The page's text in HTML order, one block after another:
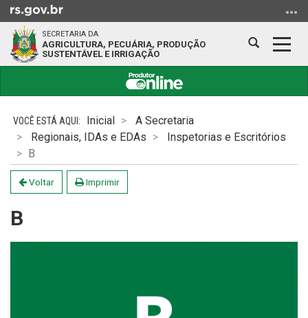
para
conteúdo
menu
para
busca
SECRETARIA DA
AGRICULTURA, PECUÁRIA, PRODUÇÃO
SUSTENTÁVEL E IRRIGAÇÃO
Abrir
conteúdo
Inicial
A Secretaria
Regionais, IDAs e EDAs
Inspetorias e Escritórios
B
Voltar Imprimir
B